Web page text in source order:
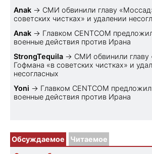
Anak → СМИ обвинили главу
советских чистках» и удалении
Anak → Главком CENTCOM
военные действия против Ирана
StrongTequila → СМИ обвинили главу
Гофмана «в советских чистках» и
несогласных
Yoni → Главком CENTCOM предложил
военные действия против Ирана
Обсуждаемое Читаемое